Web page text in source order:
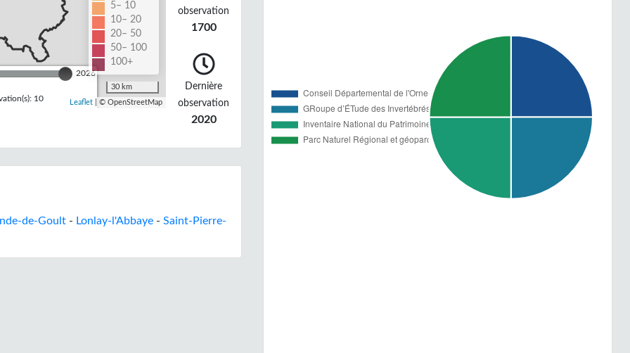
2026
10
5– 10
10– 20
20– 50
50– 100
100+
30 km
Leaflet| © OpenStreetMap
observation
1700
Dernière
observation
2020
de-Goult - Lonlay-l'Abbaye - Saint-Pierre-